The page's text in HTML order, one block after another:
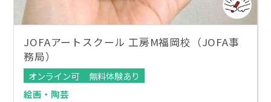
JOFAアートスクール 工房M福岡校（JOFA事
務局）
オンライン可
無料体験あり
絵画・陶芸